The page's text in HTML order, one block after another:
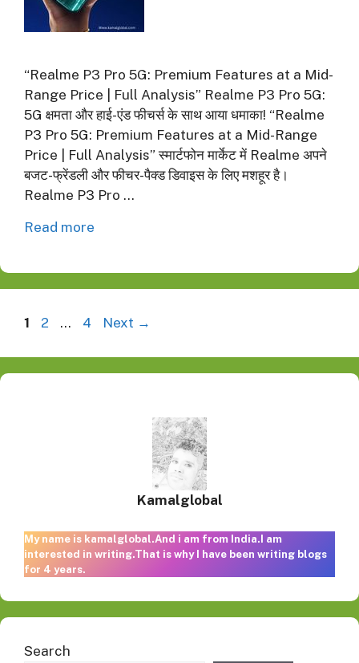
“Realme P3 Pro 5G: Premium Features at a Mid-
Range Price | Full Analysis” Realme P3 Pro 5G:
5G क्षमता और हाई-एंड फीचर्स के साथ आया धमाका! “Realme
P3 Pro 5G: Premium Features at a Mid-Range
Price | Full Analysis” स्मार्टफोन मार्केट में Realme अपने
बजट-फ्रेंडली और फीचर-पैक्ड डिवाइस के लिए मशहूर है।
Realme P3 Pro …
Read more
Page
1 Page
2 … Page
4 Next →
Kamalglobal
My name is kamalglobal.And i am from India.I am
interested in writing.That is why I have been writing blogs
for 4 years.
Search